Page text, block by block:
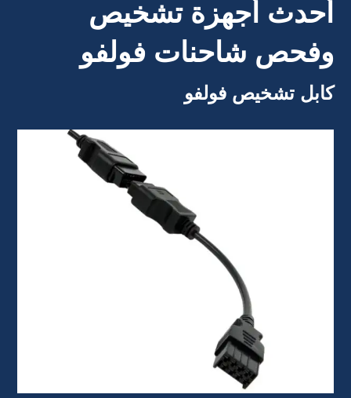
أحدث أجهزة تشخيص
وفحص شاحنات فولفو
كابل تشخيص فولفو